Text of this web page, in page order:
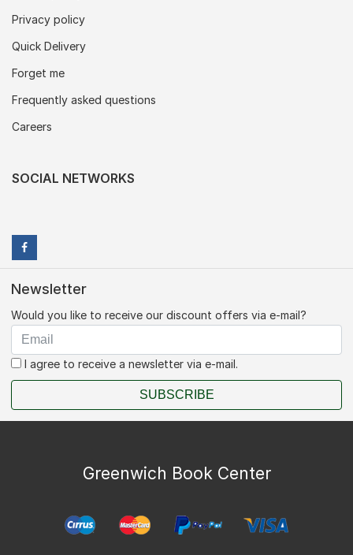
Privacy policy
Quick Delivery
Forget me
Frequently asked questions
Careers
SOCIAL NETWORKS
Newsletter
Would you like to receive our discount offers via e-mail?
I agree to receive a newsletter via e-mail.
SUBSCRIBE
Greenwich Book Center